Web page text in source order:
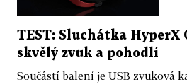
TEST: Sluchátka
skvělý zvuk a pohodlí
Součástí balení je USB zvuková